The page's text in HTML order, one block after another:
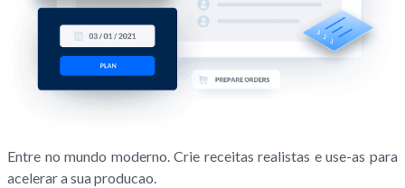
Entre no mundo moderno. Crie receitas realistas e use-as para
acelerar a sua producao.